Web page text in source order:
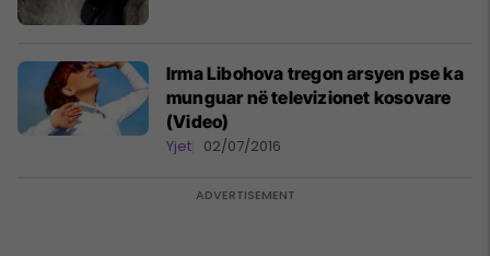
Irma Libohova tregon arsyen pse ka
munguar në televizionet kosovare
(Video)
Yjet 02/07/2016